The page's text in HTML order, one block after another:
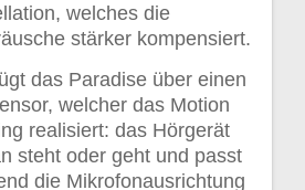
welches die
stärker kompensiert.
das Paradise über einen
welcher das Motion
realisiert: das Hörgerät
steht oder geht und passt
die Mikrofonausrichtung